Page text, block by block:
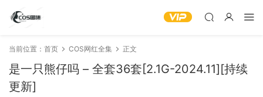
当前位置： 首页 COS网红全集 正文
是一只熊仔吗 – 全套36套[2.1G-2024.11][持续
更新]